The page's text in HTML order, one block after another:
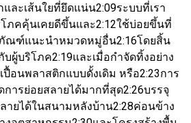
ละเส้นใยที่ยึดแน่น2:09ระบบที่เรา
ภคคุ้นเคยดีขึ้นและ2:12ใช้บ่อยขึ้นที่
ภัณฑ์แนะนำหมวดหมู่อื่น2:16โดยสิ้น
ผู้บริโภค2:19และเมื่อกำจัดทิ้งอย่าง
ปื้อนพลาสติกแบบดั้งเดิม หรือ2:23การ
การย่อยสลายได้มากที่สุด2:26บรรจุ
ยได้ในสนามหลังบ้าน2:28ค่อนข้าง